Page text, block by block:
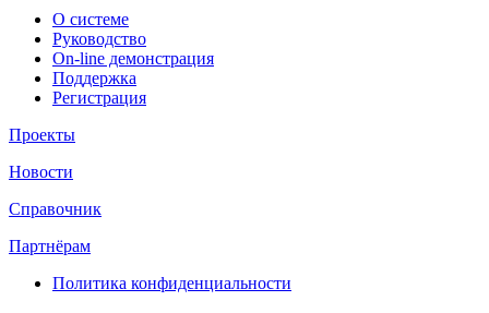
О системе
Руководство
On-line демонстрация
Поддержка
Регистрация
Проекты
Новости
Справочник
Партнёрам
Политика конфиденциальности